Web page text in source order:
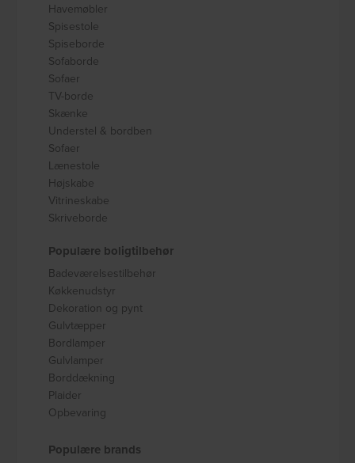
Havemøbler
Spisestole
Spiseborde
Sofaborde
Sofaer
TV-borde
Skænke
Understel & bordben
Sofaer
Lænestole
Højskabe
Vitrineskabe
Skriveborde
Populære boligtilbehør
Badeværelsestilbehør
Køkkenudstyr
Dekoration og pynt
Gulvtæpper
Bordlamper
Gulvlamper
Borddækning
Plaider
Opbevaring
Populære brands